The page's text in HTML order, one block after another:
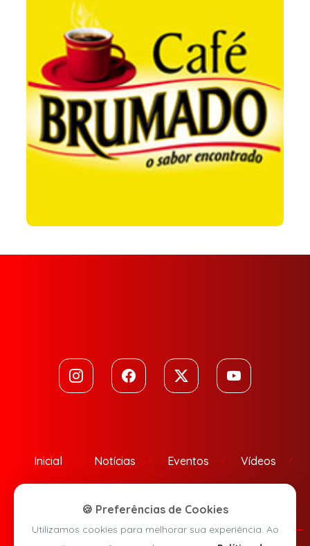
Inicial Notícias Eventos Vídeos
🍪 Preferências de Cookies
Utilizamos cookies para melhorar sua experiência. Ao